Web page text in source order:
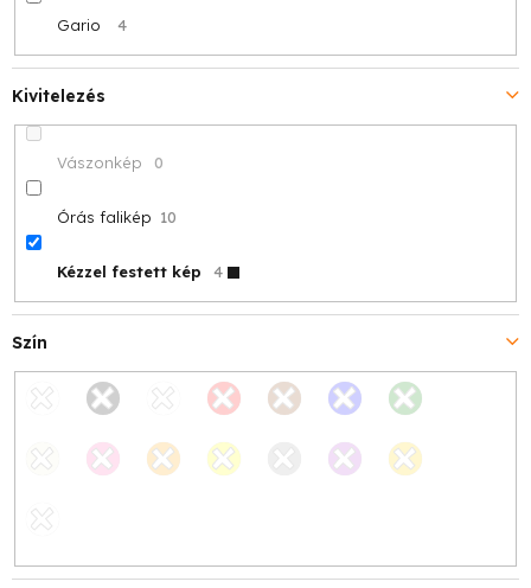
Gario 4
Kivitelezés
Vászonkép 0
Órás falikép 10
Kézzel festett kép 4
Szín